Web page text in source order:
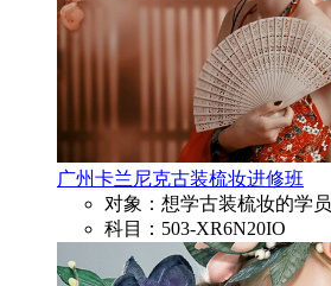
广州卡兰尼克古装梳妆进修班
对象：想学古装梳妆的学员
科目：503-XR6N20IO